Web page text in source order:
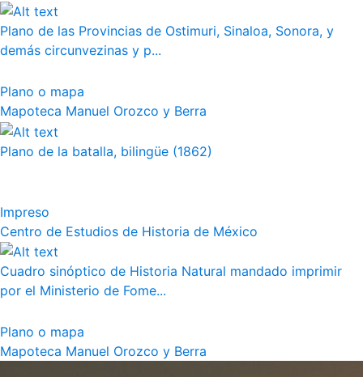
Plano de las Provincias de Ostimuri, Sinaloa, Sonora, y
demás circunvezinas y p...
Plano o mapa
Mapoteca Manuel Orozco y Berra
Plano de la batalla, bilingüe (1862)
Impreso
Centro de Estudios de Historia de México
Cuadro sinóptico de Historia Natural mandado imprimir
por el Ministerio de Fome...
Plano o mapa
Mapoteca Manuel Orozco y Berra